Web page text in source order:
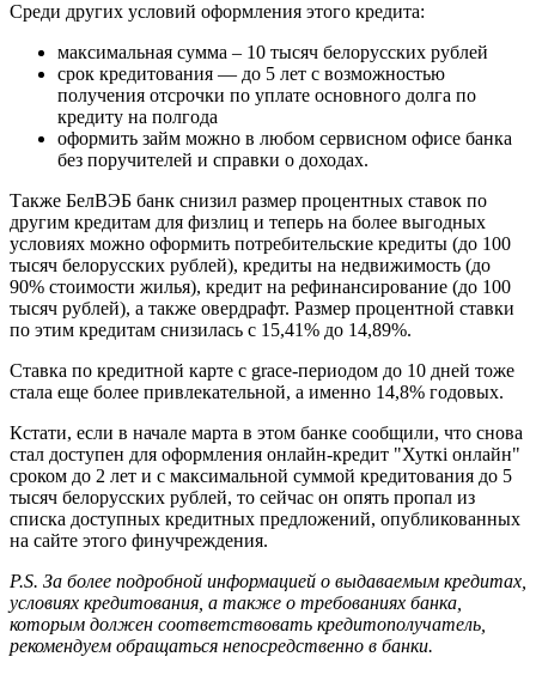
Среди других условий оформления этого кредита:
максимальная сумма – 10 тысяч белорусских рублей
срок кредитования — до 5 лет с возможностью
получения отсрочки по уплате основного долга по
кредиту на полгода
оформить займ можно в любом сервисном офисе банка
без поручителей и справки о доходах.
Также БелВЭБ банк снизил размер процентных ставок по
другим кредитам для физлиц и теперь на более выгодных
условиях можно оформить потребительские кредиты (до 100
тысяч белорусских рублей), кредиты на недвижимость (до
90% стоимости жилья), кредит на рефинансирование (до 100
тысяч рублей), а также овердрафт. Размер процентной ставки
по этим кредитам снизилась с 15,41% до 14,89%.
Ставка по кредитной карте с grace-периодом до 10 дней тоже
стала еще более привлекательной, а именно 14,8% годовых.
Кстати, если в начале марта в этом банке сообщили, что снова
стал доступен для оформления онлайн-кредит "Хуткi онлайн"
сроком до 2 лет и с максимальной суммой кредитования до 5
тысяч белорусских рублей, то сейчас он опять пропал из
списка доступных кредитных предложений, опубликованных
на сайте этого финучреждения.
P.S. За более подробной информацией о выдаваемым кредитах,
условиях кредитования, а также о требованиях банка,
которым должен соответствовать кредитополучатель,
рекомендуем обращаться непосредственно в банки.